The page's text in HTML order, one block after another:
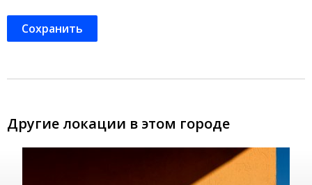
Другие локации в этом городе